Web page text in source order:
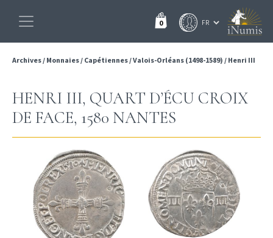
0
Archives/ Monnaies/ Capétiennes/Valois-Orléans (1498-1589) / Henri III
HENRI III, QUART D’ÉCU CROIX
DE FACE, 1580 NANTES